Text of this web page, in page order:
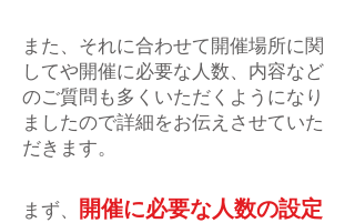
また、それに合わせて開催場所に関
してや開催に必要な人数、内容など
のご質問も多くいただくようになり
ましたので詳細をお伝えさせていた
だきます。
まず、
開催に必要な人数の設定